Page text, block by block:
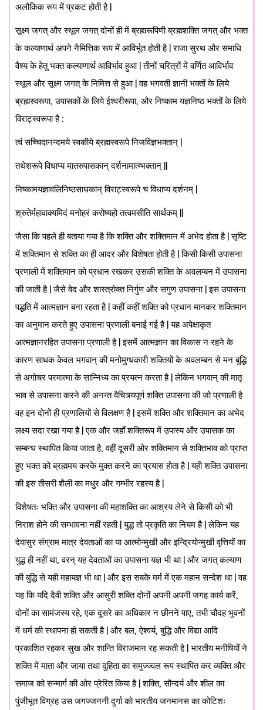
अलौकिक रूप में प्रकट होती है |
सूक्ष्म जगत् और स्थूल जगत् दोनों ही में ब्रह्मरूपिणी ब्रह्मशक्ति जगत् और भक्त
के कल्याणार्थ अपने नैमित्तिक रूप में आविर्भूत होती है | राजा सुरथ और समाधि
वैश्य के हेतु भक्त कल्याणार्थ आविर्भाव हुआ | तीनों चरित्रों में वर्णित आविर्भाव
स्थूल और सूक्ष्म जगत् के निमित्त से हुआ | वह भगवती ज्ञानी भक्तों के लिये
ब्रह्मस्वरूपा, उपासकों के लिये ईश्वरीरूपा, और निष्काम यज्ञनिष्ठ भक्तों के लिये
विराट्स्वरूपा है :
त्वं सच्चिदानन्दमये स्वकीये ब्रह्मस्वरूपे निजविज्ञभक्तान् |
तथेशरूपे विधाप्य मातरुपासकान् दर्शनामात्म्भक्तान् ||
निष्कामयज्ञावलिनिष्ठसाधकान् विराट्स्वरूपे च विधाप्य दर्शनम् |
श्रुतेर्महावाक्यमिदं मनोहरं करोष्यहो तत्वमसीति सार्थकम् ||
जैसा कि पहले ही बताया गया है कि शक्ति और शक्तिमान में अभेद होता है | सृष्टि
में शक्तिमान से शक्ति का ही आदर और विशेषता होती है | किसी किसी उपासना
प्रणाली में शक्तिमान को प्रधान रखकर उसकी शक्ति के अवलम्बन में उपासना
की जाती है | जैसे वेद और शास्त्रोक्त निर्गुण और सगुण उपासना | इस उपासना
पद्धति में आत्मज्ञान बना रहता है | कहीं कहीं शक्ति को प्रधान मानकर शक्तिमान
का अनुमान करते हुए उपासना प्रणाली बनाई गई है | यह अपेक्षाकृत
आत्मज्ञानरहित उपासना प्रणाली है | इसमें आत्मज्ञान का विकास न रहने के
कारण साधक केवल भगवान् की मनोमुग्धकारी शक्तियों के अवलम्बन से मन बुद्धि
से अगोचर परमात्मा के सान्निध्य का प्रयत्न करता है | लेकिन भगवान् की मातृ
भाव से उपासना करने की अनन्त वैचित्र्यपूर्ण शक्ति उपासना की जो प्रणाली है
वह इन दोनों ही प्रणालियों से विलक्षण है | इसमें शक्ति और शक्तिमान का अभेद
लक्ष्य सदा रखा गया है | एक और जहाँ शक्तिरूप में उपास्य और उपासक का
सम्बन्ध स्थापित किया जाता है, वहीं दूसरी ओर शक्तिमान से शक्तिभाव को प्राप्त
हुए भक्त को ब्रह्ममय करके मुक्त करने का प्रयास होता है | यही शक्ति उपासना
की इस तीसरी शैली का मधुर और गम्भीर रहस्य है |
विशेषतः भक्ति और उपासना की महाशक्ति का आश्रय लेने से किसी को भी
निराश होने की सम्भावना नहीं रहती | युद्ध तो प्रकृति का नियम है | लेकिन यह
देवासुर संग्राम मात्र देवताओं का या आत्मोन्मुखी और इन्द्रियोन्मुखी वृत्तियों का
युद्ध ही नहीं था, वरन् यह देवताओं का उपासना यज्ञ भी था | और जगत् कल्याण
की बुद्धि से यही महायज्ञ भी था | और इस सबके मर्म में एक महान सन्देश था | वह
यह कि यदि दैवी शक्ति और आसुरी शक्ति दोनों अपनी अपनी जगह कार्य करें,
दोनों का सामंजस्य रहे, एक दूसरे का अधिकार न छीनने पाए, तभी चौदह भुवनों
में धर्म की स्थापना हो सकती है | और बल, ऐश्वर्य, बुद्धि और विद्या आदि
प्रकाशित रहकर सुख और शान्ति विराजमान रह सकती है | भारतीय मनीषियों ने
शक्ति में माता और जाया तथा दुहिता का समुज्ज्वल रूप स्थापित कर व्यक्ति और
समाज को सन्मार्ग की ओर प्रेरित किया है | शक्ति, सौन्दर्य और शील का
पुंजीभूत विग्रह उस जगज्जननी दुर्गा को भारतीय जनमानस का कोटिशः